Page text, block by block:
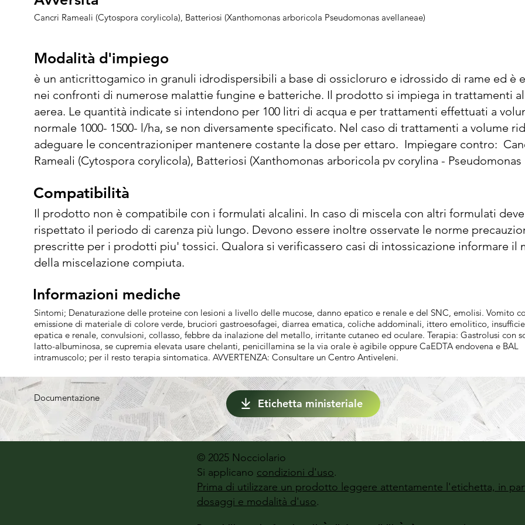
Etichetta ministeriale
Documentazione
Cancri Rameali (Cytospora corylicola), Batteriosi (Xanthomonas arboricola Pseudomonas avellaneae)
Modalità d'impiego
Modalità d'impiego
è un anticrittogamico in granuli idrodispersibili a base di ossicloruro e idrossido di rame ed è
nei confronti di numerose malattie fungine e batteriche. Il prodotto si impiega in trattamenti
aerea. Le quantità indicate si intendono per 100 litri di acqua e per trattamenti effettuati a
normale 1000- 1500- l/ha, se non diversamente specificato. Nel caso di trattamenti a volume
adeguare le concentrazioniper mantenere costante la dose per ettaro.  Impiegare contro:
Rameali (Cytospora corylicola), Batteriosi (Xanthomonas arboricola pv corylina - Pseudomonas
Non superare la dose di 3,5 kg/ettaro. Al fine di ridurre al minimo il potenziale accumulo nel
l'esposizione per gli organismi non bersaglio, tenendo conto al contempo delle condizioni
agroclimatiche, non superare l'applicazione cumulativa di 28 kg di rame per ettaro nell'arco di 7
raccomanda di rispettare il quantitativo applicato medio di 4 kg di rame per ettaro all'anno.
Compatibilità
Compatibilità
Il prodotto non è compatibile con i formulati alcalini. In caso di miscela con altri formulati
rispettato il periodo di carenza più lungo. Devono essere inoltre osservate le norme
prescritte per i prodotti piu' tossici. Qualora si verificassero casi di intossicazione informare il
della miscelazione compiuta.
Informazioni mediche
Informazioni mediche
Sintomi; Denaturazione delle proteine con lesioni a livello delle mucose, danno epatico e renale e del SNC, emolisi. Vomito
emissione di materiale di colore verde, bruciori gastroesofagei, diarrea ematica, coliche addominali, ittero emolitico,
epatica e renale, convulsioni, collasso, febbre da inalazione del metallo, irritante cutaneo ed oculare. Terapia: Gastrolusi con
latto-albuminosa, se cupremia elevata usare chelanti, penicillamina se la via orale è agibile oppure CaEDTA endovena e BAL
intramuscolo; per il resto terapia sintomatica. AVVERTENZA: Consultare un Centro Antiveleni.
© 2025 Nocciolario
Si applicano condizioni d'uso.
Prima di utilizzare un prodotto leggere attentamente l'etichetta, in
dosaggi e modalità d'uso.